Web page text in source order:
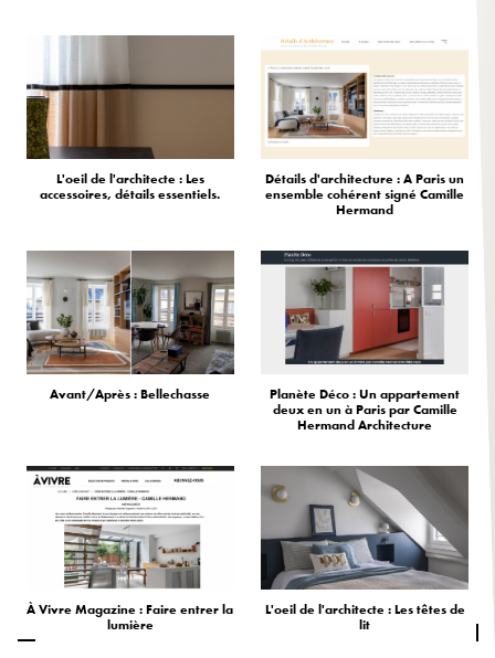
L'oeil de l'architecte : Les
accessoires, détails essentiels.
Détails d'architecture : A Paris un
ensemble cohérent signé Camille
Hermand
Avant/Après : Bellechasse
Planète Déco : Un appartement
deux en un à Paris par Camille
Hermand Architecture
À Vivre Magazine : Faire entrer la
lumière
L'oeil de l'architecte : Les têtes de
lit